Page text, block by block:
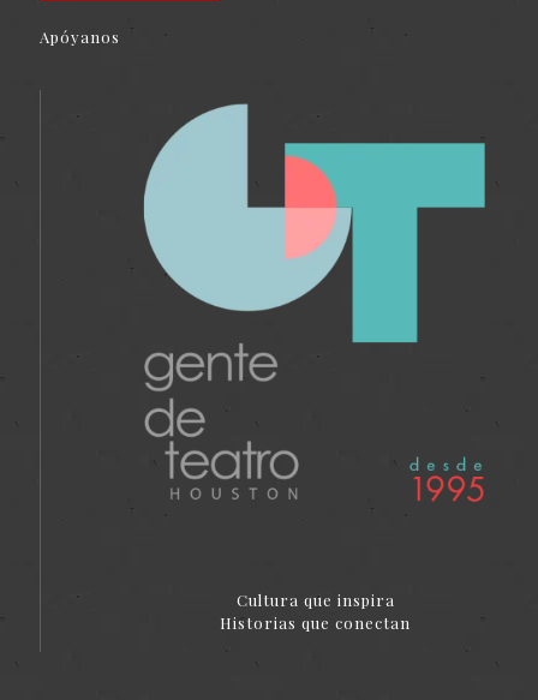
Apóyanos
Cultura que inspira
Historias que conectan